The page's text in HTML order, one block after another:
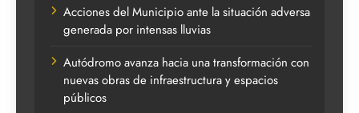
Acciones del Municipio ante la situación adversa
generada por intensas lluvias
Autódromo avanza hacia una transformación con
nuevas obras de infraestructura y espacios
públicos